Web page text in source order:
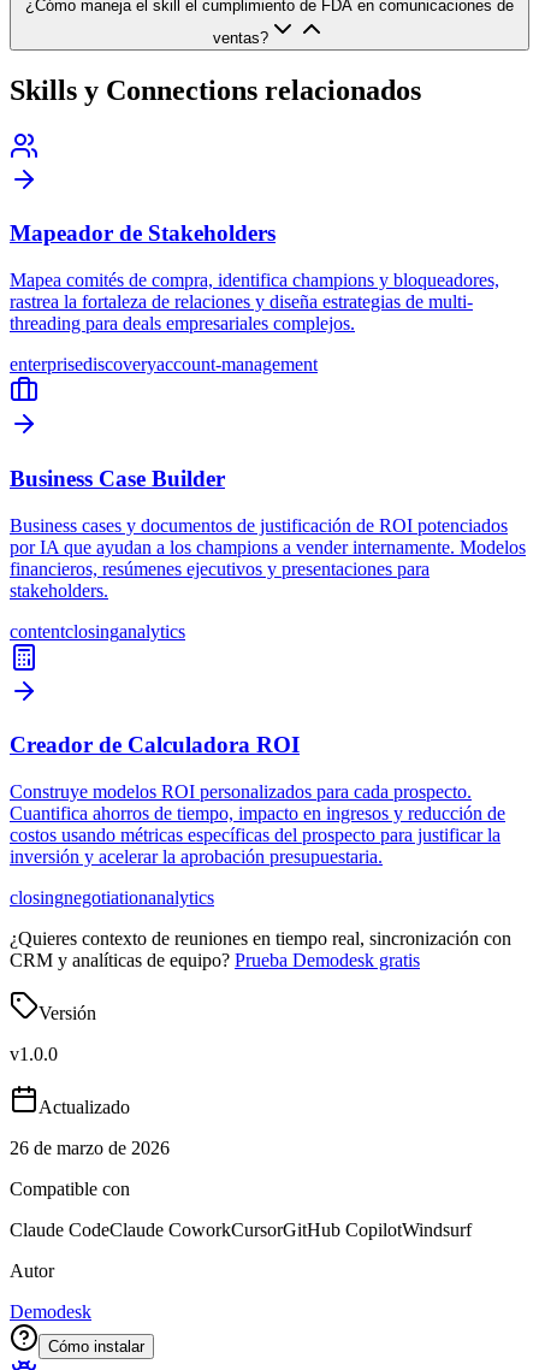
¿Cómo maneja el skill el cumplimiento de FDA en comunicaciones de
ventas?
Skills y Connections relacionados
Mapeador de Stakeholders
Mapea comités de compra, identifica champions y bloqueadores,
rastrea la fortaleza de relaciones y diseña estrategias de multi-
threading para deals empresariales complejos.
enterprisediscoveryaccount-management
Business Case Builder
Business cases y documentos de justificación de ROI potenciados
por IA que ayudan a los champions a vender internamente. Modelos
financieros, resúmenes ejecutivos y presentaciones para
stakeholders.
contentclosinganalytics
Creador de Calculadora ROI
Construye modelos ROI personalizados para cada prospecto.
Cuantifica ahorros de tiempo, impacto en ingresos y reducción de
costos usando métricas específicas del prospecto para justificar la
inversión y acelerar la aprobación presupuestaria.
closingnegotiationanalytics
¿Quieres contexto de reuniones en tiempo real, sincronización con
CRM y analíticas de equipo? Prueba Demodesk gratis
Versión
v1.0.0
Actualizado
26 de marzo de 2026
Compatible con
Claude CodeClaude CoworkCursorGitHub CopilotWindsurf
Autor
Demodesk
Cómo instalar